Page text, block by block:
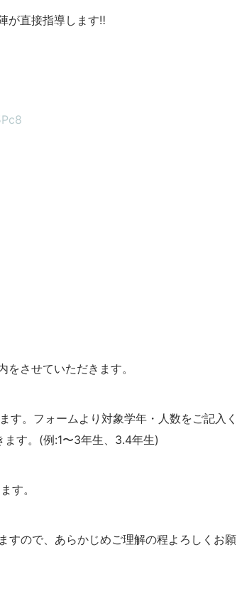
が直接指導します‼︎
させていただきます。
す。フォームより対象学年・人数をご記入く
す。(例:1〜3年生、3.4年生)
す。
すので、あらかじめご理解の程よろしくお願